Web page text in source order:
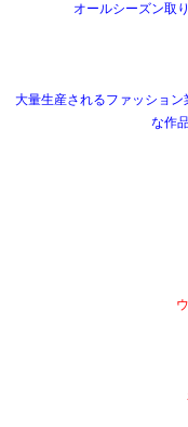
オールシーズン取
大量生産されるファッショ
な作